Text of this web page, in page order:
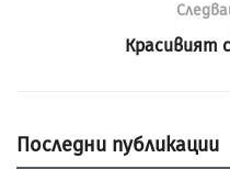
Красивият
Последни публикации